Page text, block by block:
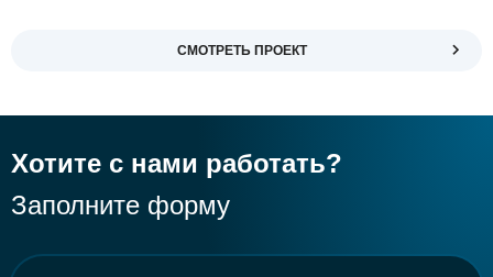
СМОТРЕТЬ ПРОЕКТ
Хотите с нами работать?
Заполните форму